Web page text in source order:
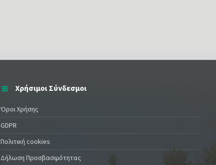
Χρήσιμοι Σύνδεσμοι
Όροι Χρήσης
GDPR
Πολιτική cookies
Δήλωση Προσβασιμότητας